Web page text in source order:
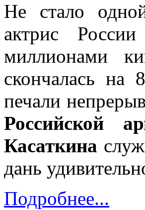
Не стало
актрис
миллионами
скончалась
печали
Российской
Касаткина
дань
Подробнее...